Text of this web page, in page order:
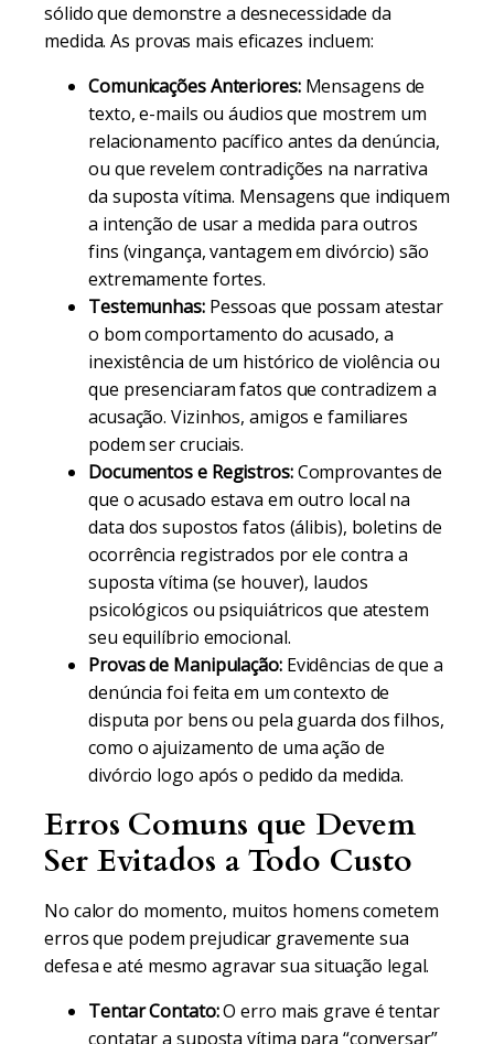
sólido que demonstre a desnecessidade da
medida. As provas mais eficazes incluem:
Comunicações Anteriores:Mensagens de
texto, e-mails ou áudios que mostrem um
relacionamento pacífico antes da denúncia,
ou que revelem contradições na narrativa
da suposta vítima. Mensagens que indiquem
a intenção de usar a medida para outros
fins (vingança, vantagem em divórcio) são
extremamente fortes.
Testemunhas:Pessoas que possam atestar
o bom comportamento do acusado, a
inexistência de um histórico de violência ou
que presenciaram fatos que contradizem a
acusação. Vizinhos, amigos e familiares
podem ser cruciais.
Documentos e Registros:Comprovantes de
que o acusado estava em outro local na
data dos supostos fatos (álibis), boletins de
ocorrência registrados por ele contra a
suposta vítima (se houver), laudos
psicológicos ou psiquiátricos que atestem
seu equilíbrio emocional.
Provas de Manipulação:Evidências de que a
denúncia foi feita em um contexto de
disputa por bens ou pela guarda dos filhos,
como o ajuizamento de uma ação de
divórcio logo após o pedido da medida.
Erros Comuns que Devem
Ser Evitados a Todo Custo
No calor do momento, muitos homens cometem
erros que podem prejudicar gravemente sua
defesa e até mesmo agravar sua situação legal.
Tentar Contato:O erro mais grave é tentar
contatar a suposta vítima para “conversar”